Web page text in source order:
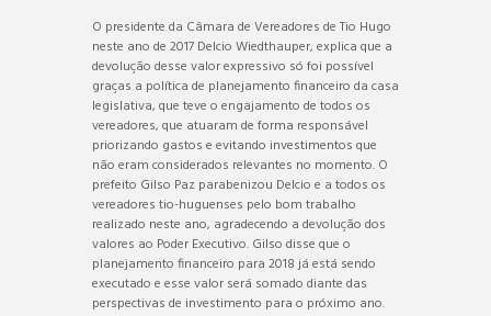
O presidente da Câmara de Vereadores de Tio Hugo
neste ano de 2017 Delcio Wiedthauper, explica que a
devolução desse valor expressivo só foi possível
graças a política de planejamento financeiro da casa
legislativa, que teve o engajamento de todos os
vereadores, que atuaram de forma responsável
priorizando gastos e evitando investimentos que
não eram considerados relevantes no momento. O
prefeito Gilso Paz parabenizou Delcio e a todos os
vereadores tio-huguenses pelo bom trabalho
realizado neste ano, agradecendo a devolução dos
valores ao Poder Executivo. Gilso disse que o
planejamento financeiro para 2018 já está sendo
executado e esse valor será somado diante das
perspectivas de investimento para o próximo ano.